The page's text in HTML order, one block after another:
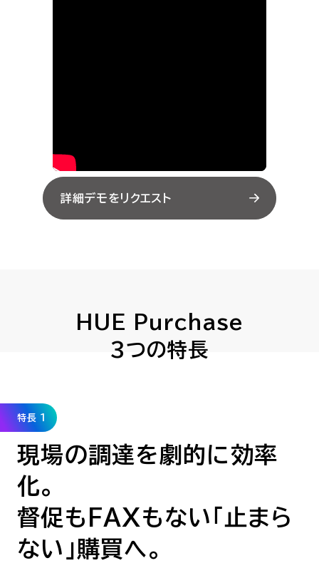
詳細デモをリクエスト
HUE Purchase
3つの特長
特長 1
現場の調達を劇的に効率
化。
督促もFAXもない「止まら
ない」購買へ。